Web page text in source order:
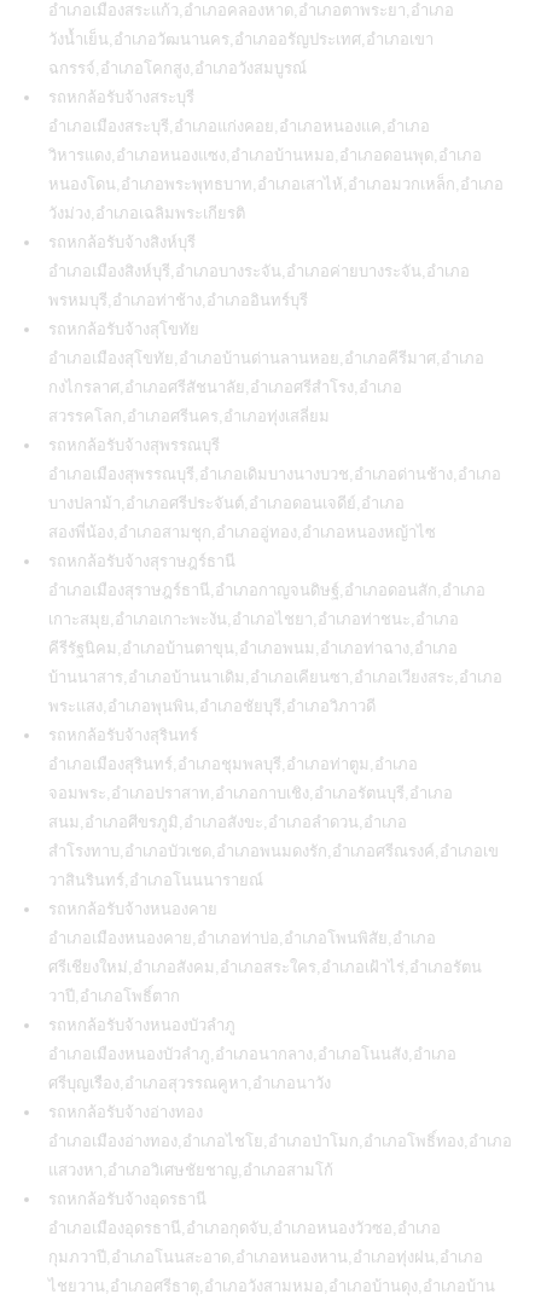
อำเภอเมืองสระแก้ว,อำเภอคลองหาด,อำเภอตาพระยา,อำเภอ
วังน้ำเย็น,อำเภอวัฒนานคร,อำเภออรัญประเทศ,อำเภอเขา
ฉกรรจ์,อำเภอโคกสูง,อำเภอวังสมบูรณ์
รถหกล้อรับจ้างสระบุรี
อำเภอเมืองสระบุรี,อำเภอแก่งคอย,อำเภอหนองแค,อำเภอ
วิหารแดง,อำเภอหนองแซง,อำเภอบ้านหมอ,อำเภอดอนพุด,อำเภอ
หนองโดน,อำเภอพระพุทธบาท,อำเภอเสาไห้,อำเภอมวกเหล็ก,อำเภอ
วังม่วง,อำเภอเฉลิมพระเกียรติ
รถหกล้อรับจ้างสิงห์บุรี
อำเภอเมืองสิงห์บุรี,อำเภอบางระจัน,อำเภอค่ายบางระจัน,อำเภอ
พรหมบุรี,อำเภอท่าช้าง,อำเภออินทร์บุรี
รถหกล้อรับจ้างสุโขทัย
อำเภอเมืองสุโขทัย,อำเภอบ้านด่านลานหอย,อำเภอคีรีมาศ,อำเภอ
กงไกรลาศ,อำเภอศรีสัชนาลัย,อำเภอศรีสำโรง,อำเภอ
สวรรคโลก,อำเภอศรีนคร,อำเภอทุ่งเสลี่ยม
รถหกล้อรับจ้างสุพรรณบุรี
อำเภอเมืองสุพรรณบุรี,อำเภอเดิมบางนางบวช,อำเภอด่านช้าง,อำเภอ
บางปลาม้า,อำเภอศรีประจันต์,อำเภอดอนเจดีย์,อำเภอ
สองพี่น้อง,อำเภอสามชุก,อำเภออู่ทอง,อำเภอหนองหญ้าไซ
รถหกล้อรับจ้างสุราษฎร์ธานี
อำเภอเมืองสุราษฎร์ธานี,อำเภอกาญจนดิษฐ์,อำเภอดอนสัก,อำเภอ
เกาะสมุย,อำเภอเกาะพะงัน,อำเภอไชยา,อำเภอท่าชนะ,อำเภอ
คีรีรัฐนิคม,อำเภอบ้านตาขุน,อำเภอพนม,อำเภอท่าฉาง,อำเภอ
บ้านนาสาร,อำเภอบ้านนาเดิม,อำเภอเคียนซา,อำเภอเวียงสระ,อำเภอ
พระแสง,อำเภอพุนพิน,อำเภอชัยบุรี,อำเภอวิภาวดี
รถหกล้อรับจ้างสุรินทร์
อำเภอเมืองสุรินทร์,อำเภอชุมพลบุรี,อำเภอท่าตูม,อำเภอ
จอมพระ,อำเภอปราสาท,อำเภอกาบเชิง,อำเภอรัตนบุรี,อำเภอ
สนม,อำเภอศีขรภูมิ,อำเภอสังขะ,อำเภอลำดวน,อำเภอ
สำโรงทาบ,อำเภอบัวเชด,อำเภอพนมดงรัก,อำเภอศรีณรงค์,อำเภอเข
วาสินรินทร์,อำเภอโนนนารายณ์
รถหกล้อรับจ้างหนองคาย
อำเภอเมืองหนองคาย,อำเภอท่าบ่อ,อำเภอโพนพิสัย,อำเภอ
ศรีเชียงใหม่,อำเภอสังคม,อำเภอสระใคร,อำเภอเฝ้าไร่,อำเภอรัตน
วาปี,อำเภอโพธิ์ตาก
รถหกล้อรับจ้างหนองบัวลำภู
อำเภอเมืองหนองบัวลำภู,อำเภอนากลาง,อำเภอโนนสัง,อำเภอ
ศรีบุญเรือง,อำเภอสุวรรณคูหา,อำเภอนาวัง
รถหกล้อรับจ้างอ่างทอง
อำเภอเมืองอ่างทอง,อำเภอไชโย,อำเภอป่าโมก,อำเภอโพธิ์ทอง,อำเภอ
แสวงหา,อำเภอวิเศษชัยชาญ,อำเภอสามโก้
รถหกล้อรับจ้างอุดรธานี
อำเภอเมืองอุดรธานี,อำเภอกุดจับ,อำเภอหนองวัวซอ,อำเภอ
กุมภวาปี,อำเภอโนนสะอาด,อำเภอหนองหาน,อำเภอทุ่งฝน,อำเภอ
ไชยวาน,อำเภอศรีธาตุ,อำเภอวังสามหมอ,อำเภอบ้านดุง,อำเภอบ้าน